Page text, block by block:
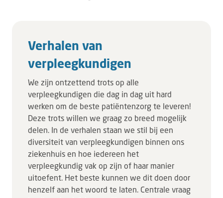
Verhalen van
verpleegkundigen
We zijn ontzettend trots op alle
verpleegkundigen die dag in dag uit hard
werken om de beste patiëntenzorg te leveren!
Deze trots willen we graag zo breed mogelijk
delen. In de verhalen staan we stil bij een
diversiteit van verpleegkundigen binnen ons
ziekenhuis en hoe iedereen het
verpleegkundig vak op zijn of haar manier
uitoefent. Het beste kunnen we dit doen door
henzelf aan het woord te laten. Centrale vraag